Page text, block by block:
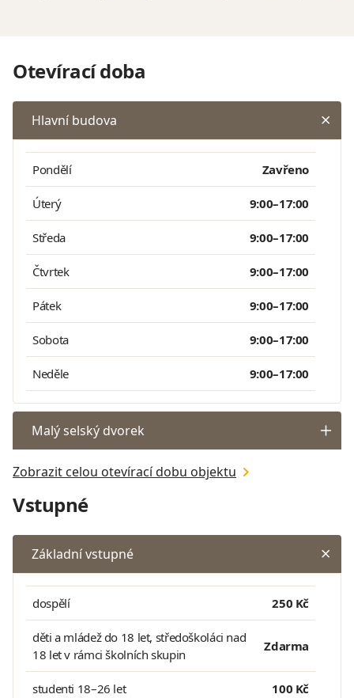
Otevírací doba
Hlavní budova
Pondělí Zavřeno
Úterý 9:00–17:00
Středa 9:00–17:00
Čtvrtek 9:00–17:00
Pátek 9:00–17:00
Sobota 9:00–17:00
Neděle 9:00–17:00
Malý selský dvorek
Zobrazit celou otevírací dobu objektu
Vstupné
Základní vstupné
dospělí 250 Kč
děti a mládež do 18 let, středoškoláci nad
18 let v rámci školních skupin
Zdarma
studenti 18–26 let 100 Kč